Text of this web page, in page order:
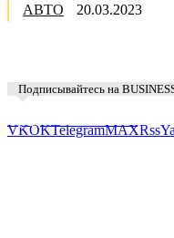
АВТО 20.03.2023
Подписывайтесь на
VKOKTelegramMAXRss